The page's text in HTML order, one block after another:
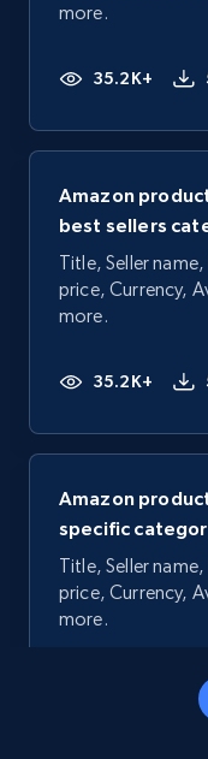
more.
35.2K+
Amazon
best sellers
Title, Seller
price, Currency,
more.
35.2K+
Amazon
specific
Title, Seller
price, Currency,
more.